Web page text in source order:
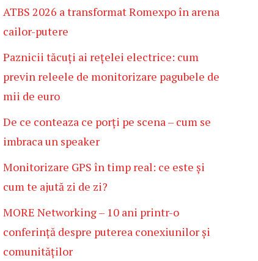
ATBS 2026 a transformat Romexpo în arena
cailor-putere
Paznicii tăcuți ai rețelei electrice: cum
previn releele de monitorizare pagubele de
mii de euro
De ce conteaza ce porți pe scena – cum se
imbraca un speaker
Monitorizare GPS în timp real: ce este și
cum te ajută zi de zi?
MORE Networking – 10 ani printr-o
conferință despre puterea conexiunilor și
comunităților